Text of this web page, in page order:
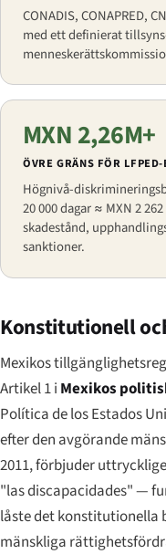
CONADIS, CONAPRED,
med ett definierat
MXN 2,26M+
ÖVRE GRÄNS FÖR
Högnivå-
20 000 dagar ≈ MXN 2
skadestånd,
sanktioner.
Konstitutionell
Mexikos
Artikel 1 i Mexikos
Política de los Estados
efter den avgörande
2011, förbjuder
"las discapacidades"—
låste det konstitutionella
mänskliga